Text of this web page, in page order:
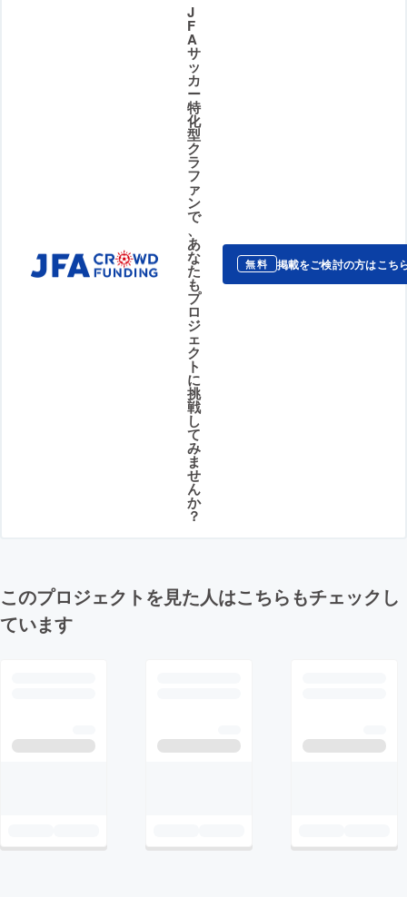
J
F
A
サ
ッ
カ
ー
特
化
型
ク
ラ
フ
ァ
ン
で
、
あ
な
た
も
プ
ロ
ジ
ェ
ク
ト
に
挑
戦
し
て
み
ま
せ
ん
か
？
無料 掲載をご検討の方はこち
このプロジェクトを見た人はこちらもチェックし
ています